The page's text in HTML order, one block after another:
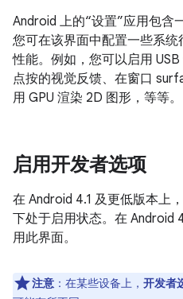
Android 上的“设置”应用包含
您可在该界面中配置一些系
性能。例如，您可以启用
点按的视觉反馈、在窗口
用 GPU 渲染 2D 图形，等等。
启用开发者选项
在 Android 4.1 及更低版本上，
下处于启用状态。在 Android
用此界面。
注意 ：在某些设备上， 开发者